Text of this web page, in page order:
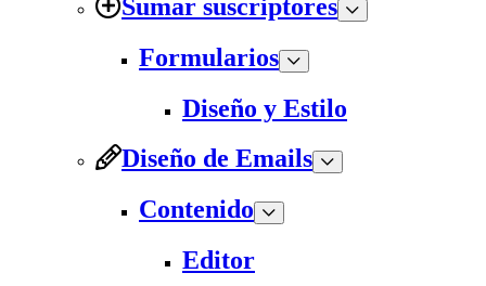
Sumar suscriptores
Formularios
Diseño y Estilo
Diseño de Emails
Contenido
Editor